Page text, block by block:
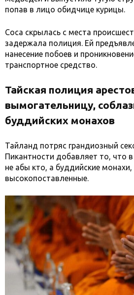
попав в лицо обидчице курицы.
Соса скрылась с места
задержала полиция. Ей
нанесение побоев и
транспортное средство.
Тайская полиция
вымогательницу,
буддийских монахов
Тайланд потряс грандиозный
Пикантности добавляет то, что в
не абы кто, а буддийские
высокопоставленные.